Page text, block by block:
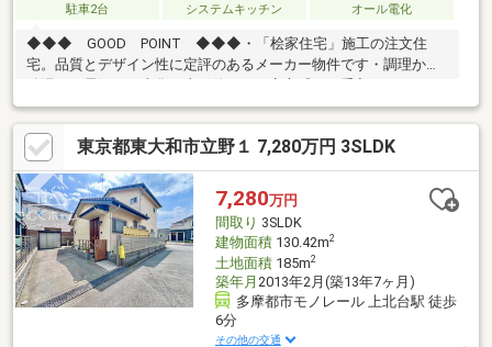
駐車2台
システムキッチン オール電化
◆◆◆ GOOD POINT ◆◆◆・「桧家住宅」施工の注文住
宅。品質とデザイン性に定評のあるメーカー物件です・調理から
給湯まで電気で一本化。火を使わない安心感とお手入れのしやす
さが魅力です・8帖洋室にはWICを完備。夫婦の衣類をまとめて管
理でき、お部屋を広く使えます・前面道路が南側に面しており、
日当たりを確保しやすい設計です選ばれる理由と顧客満足は地域
トップクラス！ぜひお気軽にご連絡ください。【ＡＣＣＥＳ
Ｓ】・西武拝島線「武蔵砂川」駅・・・徒歩約20分・市立第七小
学校・・・約650ｍ（徒歩約8分）・市立第四中学校・・・約900
ｍ（徒歩約11分）
東京都東大和市立野１ 7,280万円 3SLDK
7,280万円
間取り 3SLDK
建物面積130.42m2
土地面積185m2
築年月 2013年2月(築13年7ヶ月)
多摩都市モノレール 上北台駅 徒歩
6分
その他の交通